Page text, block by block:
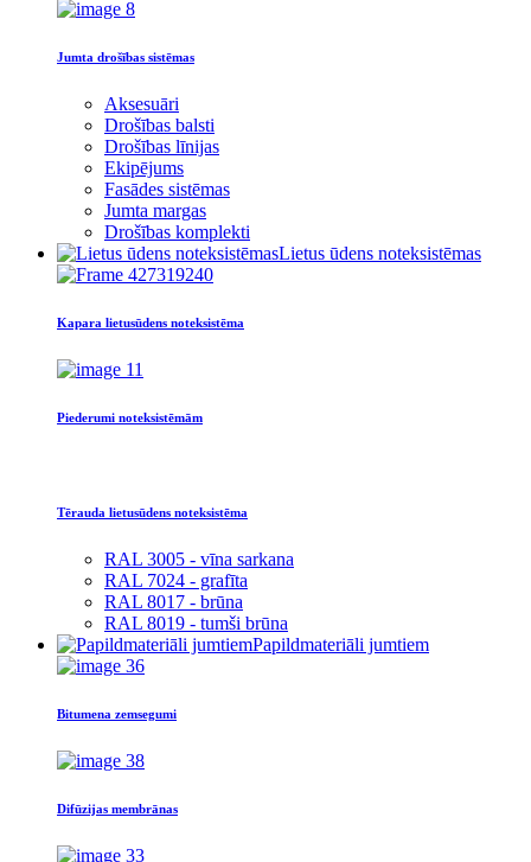
Jumta drošības sistēmas
Aksesuāri
Drošības balsti
Drošības līnijas
Ekipējums
Fasādes sistēmas
Jumta margas
Drošības komplekti
Lietus ūdens noteksistēmas
Kapara lietusūdens noteksistēma
Piederumi noteksistēmām
Tērauda lietusūdens noteksistēma
RAL 3005 - vīna sarkana
RAL 7024 - grafīta
RAL 8017 - brūna
RAL 8019 - tumši brūna
Papildmateriāli jumtiem
Bitumena zemsegumi
Difūzijas membrānas